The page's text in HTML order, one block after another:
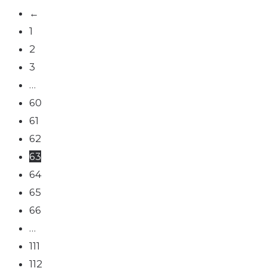
←
1
2
3
…
60
61
62
63
64
65
66
…
111
112